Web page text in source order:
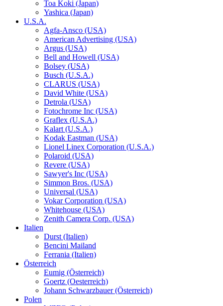
Toa Koki (Japan)
Yashica (Japan)
U.S.A.
Agfa-Ansco (USA)
American Advertising (USA)
Argus (USA)
Bell and Howell (USA)
Bolsey (USA)
Busch (U.S.A.)
CLARUS (USA)
David White (USA)
Detrola (USA)
Fotochrome Inc (USA)
Graflex (U.S.A.)
Kalart (U.S.A.)
Kodak Eastman (USA)
Lionel Linex Corporation (U.S.A.)
Polaroid (USA)
Revere (USA)
Sawyer's Inc (USA)
Simmon Bros. (USA)
Universal (USA)
Vokar Corporation (USA)
Whitehouse (USA)
Zenith Camera Corp. (USA)
Italien
Durst (Italien)
Bencini Mailand
Ferrania (Italien)
Österreich
Eumig (Österreich)
Goertz (Oesterreich)
Johann Schwarzbauer (Österreich)
Polen